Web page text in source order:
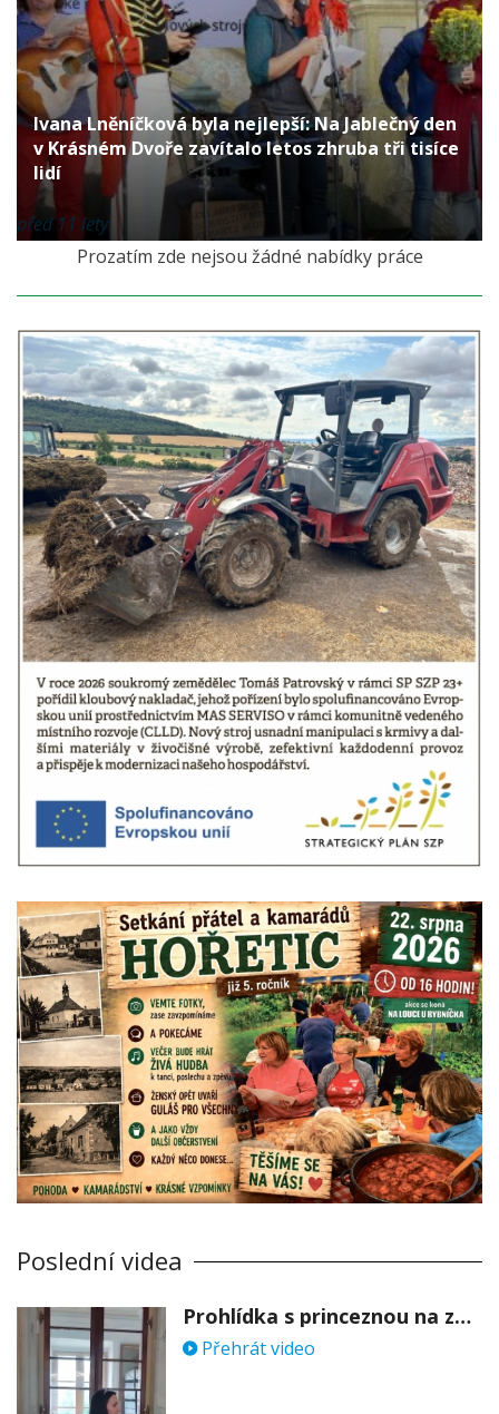
Ivana Lněníčková byla nejlepší: Na Jablečný den
v Krásném Dvoře zavítalo letos zhruba tři tisíce
lidí
před 11 lety
Prozatím zde nejsou žádné nabídky práce
Poslední videa
Prohlídka s princeznou na zámku Stekník
Přehrát video